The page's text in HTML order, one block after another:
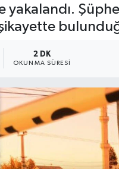
yakalandı.
2 DK
OKUNMA SÜRESI